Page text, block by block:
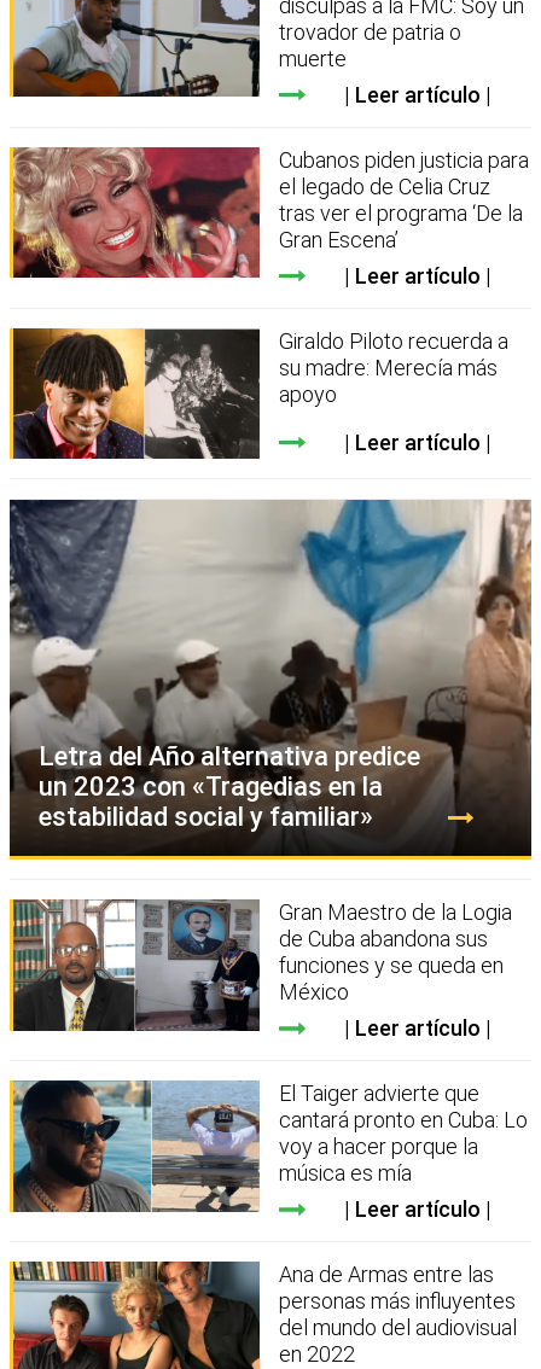
disculpas a la FMC: Soy un
trovador de patria o
muerte
Leer artículo
Cubanos piden justicia para
el legado de Celia Cruz
tras ver el programa ‘De la
Gran Escena’
Leer artículo
Giraldo Piloto recuerda a
su madre: Merecía más
apoyo
Leer artículo
Letra del Año alternativa predice
un 2023 con «Tragedias en la
estabilidad social y familiar»
Gran Maestro de la Logia
de Cuba abandona sus
funciones y se queda en
México
Leer artículo
El Taiger advierte que
cantará pronto en Cuba: Lo
voy a hacer porque la
música es mía
Leer artículo
Ana de Armas entre las
personas más influyentes
del mundo del audiovisual
en 2022